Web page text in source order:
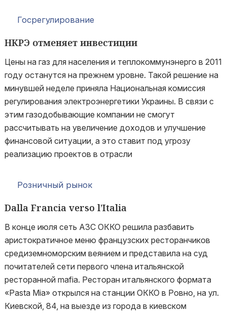
Госрегулирование
НКРЭ отменяет инвестиции
Цены на газ для населения и теплокоммунэнерго в 2011
году останутся на прежнем уровне. Такой решение на
минувшей неделе приняла Национальная комиссия
регулирования электроэнергетики Украины. В связи с
этим газодобывающие компании не смогут
рассчитывать на увеличение доходов и улучшение
финансовой ситуации, а это ставит под угрозу
реализацию проектов в отрасли
Розничный рынок
Dalla Francia verso l’Italia
В конце июля сеть АЗС ОККО решила разбавить
аристократичное меню французских ресторанчиков
средиземноморским веянием и представила на суд
почитателей сети первого члена итальянской
ресторанной mafia. Ресторан итальянского формата
«Pasta Mia» открылся на станции ОККО в Ровно, на ул.
Киевской, 84, на выезде из города в киевском